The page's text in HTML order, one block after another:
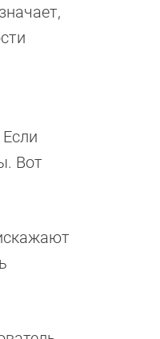
Если
Вот